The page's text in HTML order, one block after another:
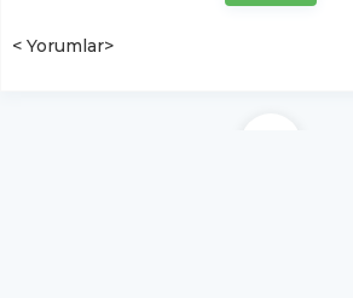
< Yorumlar>